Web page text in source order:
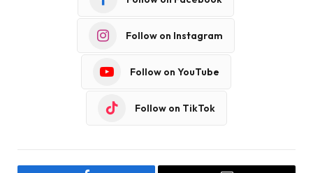
Follow on Instagram
Follow on YouTube
Follow on TikTok